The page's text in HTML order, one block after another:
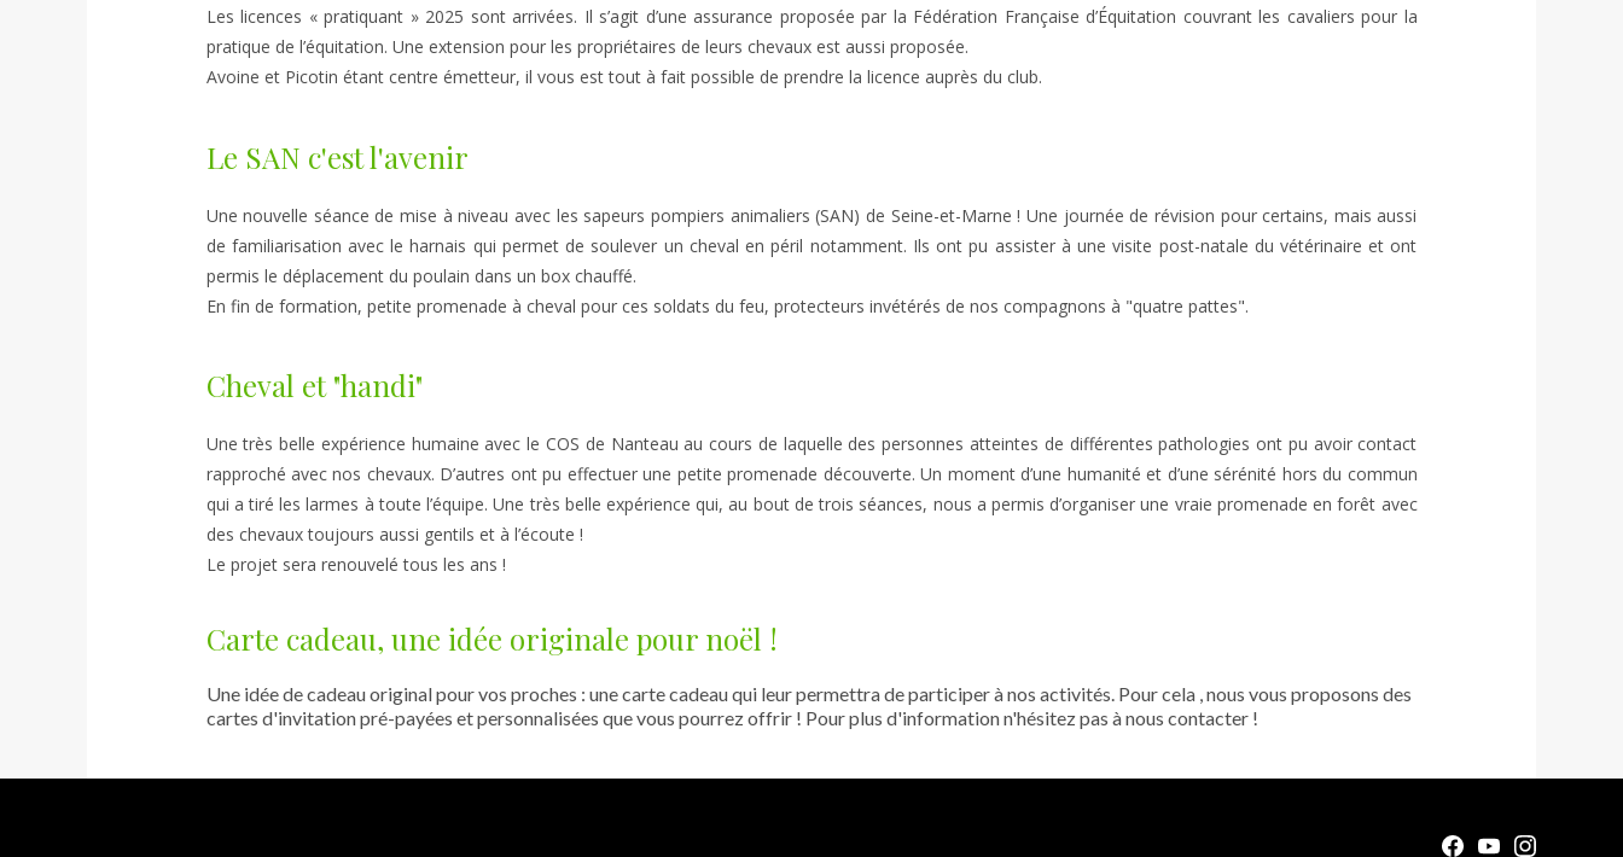
Les licences « pratiquant » 2025 sont arrivées. Il s’agit d’une assurance proposée par la Fédération Française d’Équitation couvrant les cavaliers pour la
pratique de l’équitation. Une extension pour les propriétaires de leurs chevaux est aussi proposée.
Avoine et Picotin étant centre émetteur, il vous est tout à fait possible de prendre la licence auprès du club.
Le SAN c'est l'avenir
Une nouvelle séance de mise à niveau avec les sapeurs pompiers animaliers (SAN) de Seine-et-Marne ! Une journée de révision pour certains, mais aussi
de familiarisation avec le harnais qui permet de soulever un cheval en péril notamment. Ils ont pu assister à une visite post-natale du vétérinaire et ont
permis le déplacement du poulain dans un box chauffé.
En fin de formation, petite promenade à cheval pour ces soldats du feu, protecteurs invétérés de nos compagnons à "quatre pattes".
Cheval et "handi"
Une très belle expérience humaine avec le COS de Nanteau au cours de laquelle des personnes atteintes de différentes pathologies ont pu avoir contact
rapproché avec nos chevaux. D’autres ont pu effectuer une petite promenade découverte. Un moment d’une humanité et d’une sérénité hors du commun
qui a tiré les larmes à toute l’équipe. Une très belle expérience qui, au bout de trois séances, nous a permis d’organiser une vraie promenade en forêt avec
des chevaux toujours aussi gentils et à l’écoute !
Le projet sera renouvelé tous les ans !
Carte cadeau, une idée originale pour noël !
Une idée de cadeau original pour vos proches : une carte cadeau qui leur permettra de participer à nos activités. Pour cela , nous vous proposons des
cartes d'invitation pré-payées et personnalisées que vous pourrez offrir ! Pour plus d'information n'hésitez pas à nous contacter !
Facebook
Youtube